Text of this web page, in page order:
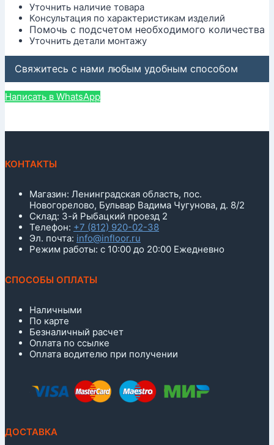
Уточнить наличие товара
Консультация по характеристикам изделий
Помочь с подсчетом необходимого количества
Уточнить детали монтажу
Свяжитесь с нами любым удобным способом
Написать в WhatsApp
КОНТАКТЫ
Магазин: Ленинградская область, пос.
Новогорелово, Бульвар Вадима Чугунова, д. 8/2
Склад: 3-й Рыбацкий проезд 2
Телефон: +7 (812) 920-02-38
Эл. почта: info@infloor.ru
Режим работы: с 10:00 до 20:00 Ежедневно
СПОСОБЫ ОПЛАТЫ
Наличными
По карте
Безналичный расчет
Оплата по ссылке
Оплата водителю при получении
ДОСТАВКА